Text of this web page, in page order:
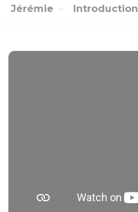
Jérémie Introduction